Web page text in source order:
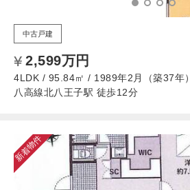
中古戸建
2,599万円
4LDK / 95.84㎡ / 1989年2月（築37年）
八高線北八王子駅 徒歩12分
新着物件